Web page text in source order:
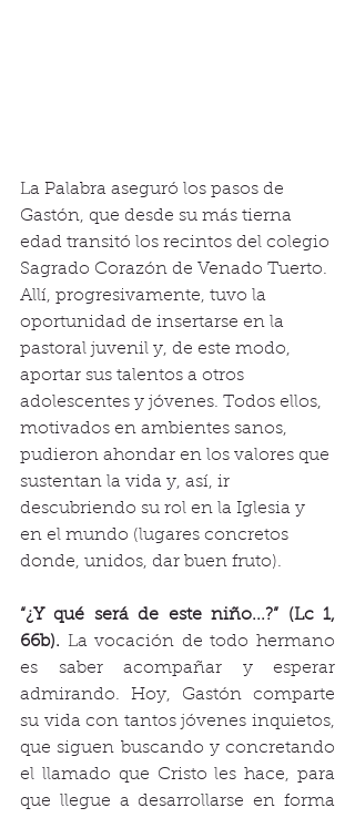
La Palabra aseguró los pasos de
Gastón, que desde su más tierna
edad transitó los recintos del colegio
Sagrado Corazón de Venado Tuerto.
Allí, progresivamente, tuvo la
oportunidad de insertarse en la
pastoral juvenil y, de este modo,
aportar sus talentos a otros
adolescentes y jóvenes. Todos ellos,
motivados en ambientes sanos,
pudieron ahondar en los valores que
sustentan la vida y, así, ir
descubriendo su rol en la Iglesia y
en el mundo (lugares concretos
donde, unidos, dar buen fruto).
“¿Y qué será de este niño...?” (Lc 1,
66b). La vocación de todo hermano
es saber acompañar y esperar
admirando. Hoy, Gastón comparte
su vida con tantos jóvenes inquietos,
que siguen buscando y concretando
el llamado que Cristo les hace, para
que llegue a desarrollarse en forma